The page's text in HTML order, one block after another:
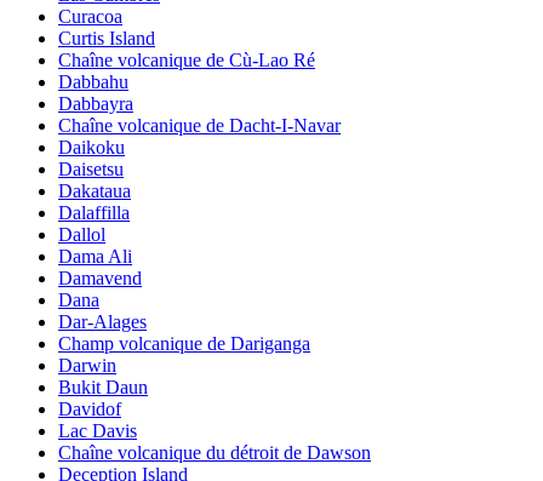
Curacoa
Curtis Island
Chaîne volcanique de Cù-Lao Ré
Dabbahu
Dabbayra
Chaîne volcanique de Dacht-I-Navar
Daikoku
Daisetsu
Dakataua
Dalaffilla
Dallol
Dama Ali
Damavend
Dana
Dar-Alages
Champ volcanique de Dariganga
Darwin
Bukit Daun
Davidof
Lac Davis
Chaîne volcanique du détroit de Dawson
Deception Island